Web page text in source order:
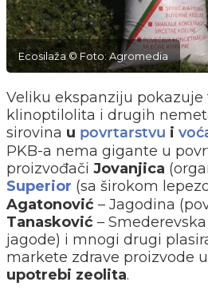
Ecosilaža © Foto: Agromedia
Veliku ekspanziju
klinoptilolita i drugih
sirovina u povrtarstvu i
PKB-a nema gigante u
proizvođači Jovanjica
Superior (sa širokom
Agatonović – Jagodina
Tanasković –
jagode) i mnogi drugi
markete zdrave proizvode
upotrebi zeolita.